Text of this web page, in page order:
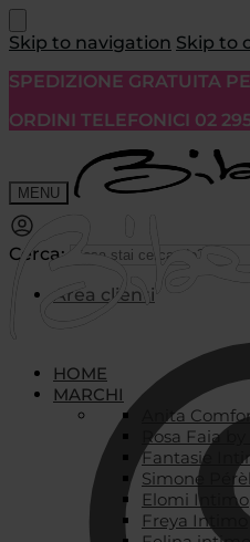
Skip to navigation Skip to
SPEDIZIONE GRATUITA
ORDINI TELEFONICI 02
MENU
Cerca:
Area clienti
HOME
MARCHI
Anita
Rosa Faia by
Fantasie
Simone
Elomi Intimo
Freya Intimo